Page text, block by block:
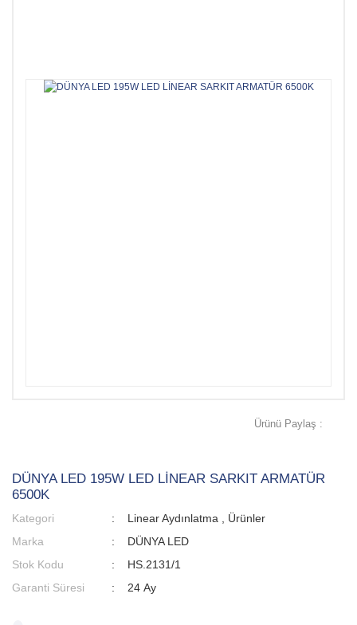
Ürünü Paylaş :
DÜNYA LED 195W LED LİNEAR SARKIT ARMATÜR
6500K
Kategori Linear Aydınlatma
Ürünler
Marka
DÜNYA LED
Stok Kodu
HS.2131/1
Garanti Süresi
24 Ay